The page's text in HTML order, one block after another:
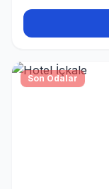
Son Odalar